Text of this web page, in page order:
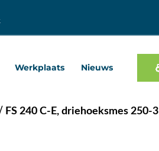
Werkplaats Nieuws
FS 240 C-E, driehoeksmes 250-3